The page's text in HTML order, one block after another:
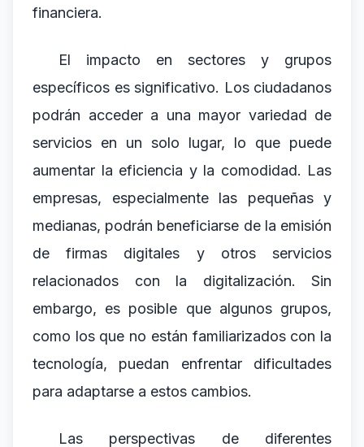
financiera.
El impacto en sectores y grupos
específicos es significativo. Los ciudadanos
podrán acceder a una mayor variedad de
servicios en un solo lugar, lo que puede
aumentar la eficiencia y la comodidad. Las
empresas, especialmente las pequeñas y
medianas, podrán beneficiarse de la emisión
de firmas digitales y otros servicios
relacionados con la digitalización. Sin
embargo, es posible que algunos grupos,
como los que no están familiarizados con la
tecnología, puedan enfrentar dificultades
para adaptarse a estos cambios.
Las perspectivas de diferentes